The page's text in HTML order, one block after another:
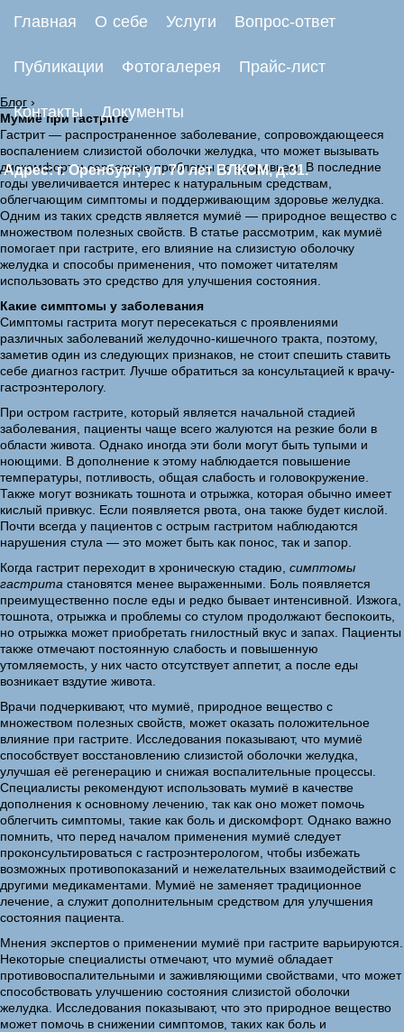
Главная О себе Услуги Вопрос-ответ
Публикации Фотогалерея Прайс-лист
Контакты Документы
Адрес: г. Оренбург, ул. 70 лет ВЛКСМ, д.31.
Блог ›
Мумиё при гастрите
Гастрит — распространенное заболевание, сопровождающееся
воспалением слизистой оболочки желудка, что может вызывать
дискомфорт и серьезные проблемы со здоровьем. В последние
годы увеличивается интерес к натуральным средствам,
облегчающим симптомы и поддерживающим здоровье желудка.
Одним из таких средств является мумиё — природное вещество с
множеством полезных свойств. В статье рассмотрим, как мумиё
помогает при гастрите, его влияние на слизистую оболочку
желудка и способы применения, что поможет читателям
использовать это средство для улучшения состояния.
Какие симптомы у заболевания
Симптомы гастрита могут пересекаться с проявлениями
различных заболеваний желудочно-кишечного тракта, поэтому,
заметив один из следующих признаков, не стоит спешить ставить
себе диагноз гастрит. Лучше обратиться за консультацией к врачу-
гастроэнтерологу.
При остром гастрите, который является начальной стадией
заболевания, пациенты чаще всего жалуются на резкие боли в
области живота. Однако иногда эти боли могут быть тупыми и
ноющими. В дополнение к этому наблюдается повышение
температуры, потливость, общая слабость и головокружение.
Также могут возникать тошнота и отрыжка, которая обычно имеет
кислый привкус. Если появляется рвота, она также будет кислой.
Почти всегда у пациентов с острым гастритом наблюдаются
нарушения стула — это может быть как понос, так и запор.
Когда гастрит переходит в хроническую стадию, симптомы
гастрита становятся менее выраженными. Боль появляется
преимущественно после еды и редко бывает интенсивной. Изжога,
тошнота, отрыжка и проблемы со стулом продолжают беспокоить,
но отрыжка может приобретать гнилостный вкус и запах. Пациенты
также отмечают постоянную слабость и повышенную
утомляемость, у них часто отсутствует аппетит, а после еды
возникает вздутие живота.
Врачи подчеркивают, что мумиё, природное вещество с
множеством полезных свойств, может оказать положительное
влияние при гастрите. Исследования показывают, что мумиё
способствует восстановлению слизистой оболочки желудка,
улучшая её регенерацию и снижая воспалительные процессы.
Специалисты рекомендуют использовать мумиё в качестве
дополнения к основному лечению, так как оно может помочь
облегчить симптомы, такие как боль и дискомфорт. Однако важно
помнить, что перед началом применения мумиё следует
проконсультироваться с гастроэнтерологом, чтобы избежать
возможных противопоказаний и нежелательных взаимодействий с
другими медикаментами. Мумиё не заменяет традиционное
лечение, а служит дополнительным средством для улучшения
состояния пациента.
Мнения экспертов о применении мумиё при гастрите варьируются.
Некоторые специалисты отмечают, что мумиё обладает
противовоспалительными и заживляющими свойствами, что может
способствовать улучшению состояния слизистой оболочки
желудка. Исследования показывают, что это природное вещество
может помочь в снижении симптомов, таких как боль и